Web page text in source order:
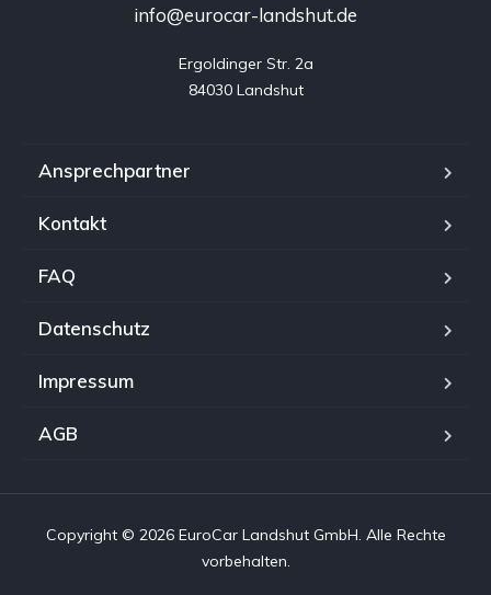
info@eurocar-landshut.de
Ergoldinger Str. 2a
84030 Landshut
Ansprechpartner
Kontakt
FAQ
Datenschutz
Impressum
AGB
Copyright © 2026 EuroCar Landshut GmbH. Alle Rechte
vorbehalten.